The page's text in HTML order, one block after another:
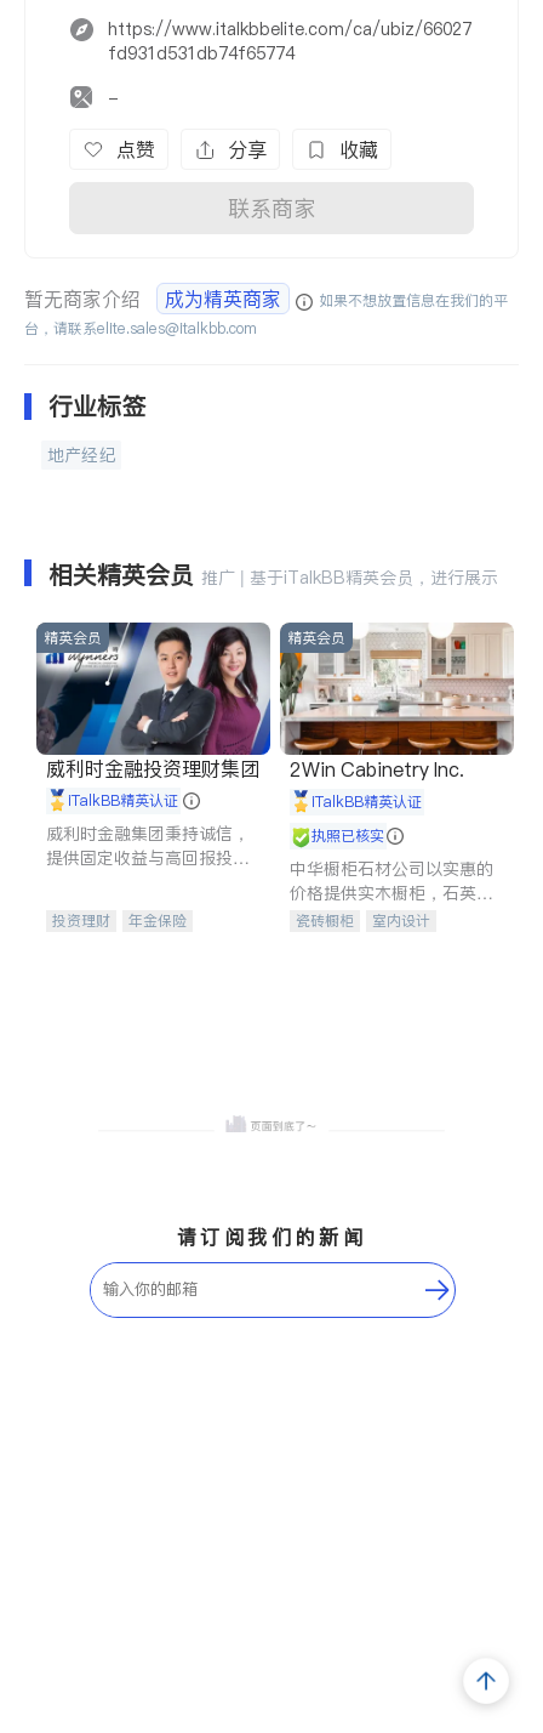
https://www.italkbbelite.com/ca/ubiz/66027
fd931d531db74f65774
-
点赞 分享 收藏
联系商家
暂无商家介绍 成为精英商家
如果不想放置信息在我们的平
台，请联系elite.sales@italkbb.com
行业标签
地产经纪
相关精英会员 推广 | 基于iTalkBB精英会员，进行展示
精英会员
威利时金融投资理财集团
iTalkBB精英认证
威利时金融集团秉持诚信，
提供固定收益与高回报投资
合，助力客户实现目标
投资理财
年金保险
精英会员
2Win Cabinetry Inc.
iTalkBB精英认证
执照已核实
中华橱柜石材公司以实惠的
价格提供实木橱柜，石英石
台面，多种优质不锈钢水
瓷砖橱柜
室内设计
请订阅我们的新闻